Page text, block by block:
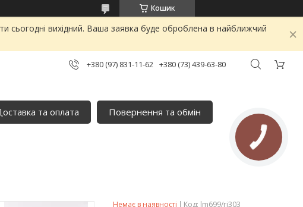
Кошик
сьогодні вихідний. Ваша заявка буде оброблена в найближчий
+380 (97) 831-11-62 +380 (73) 439-63-80
та оплата
Повернення та обмін
Немає в наявності Код: lm699/rj303